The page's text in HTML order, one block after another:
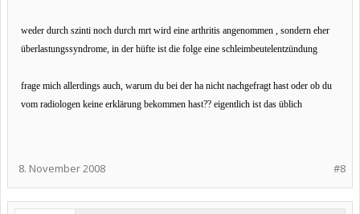
weder durch szinti noch durch mrt wird eine arthritis angenommen , sondern eher
überlastungssyndrome, in der hüfte ist die folge eine schleimbeutelentzündung
frage mich allerdings auch, warum du bei der ha nicht nachgefragt hast oder ob du
vom radiologen keine erklärung bekommen hast?? eigentlich ist das üblich
#8
8. November 2008